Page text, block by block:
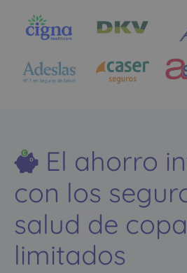
El ahorro
con los
salud de
limitados